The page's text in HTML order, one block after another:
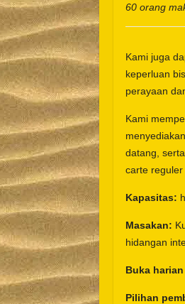
60 orang
Kami juga
keperluan
perayaan
Kami
datang,
carte reguler
Kapasitas:
Masakan:
hidangan
Buka harian
Pilihan